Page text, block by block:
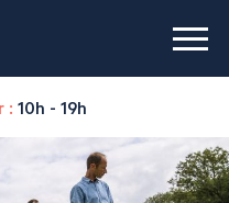
: 10h - 19h